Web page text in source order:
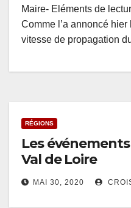
Maire- Eléments de
Comme l’a annoncé
vitesse de propagation
RÉGIONS
Les
Val de Loire
MAI 30, 2020